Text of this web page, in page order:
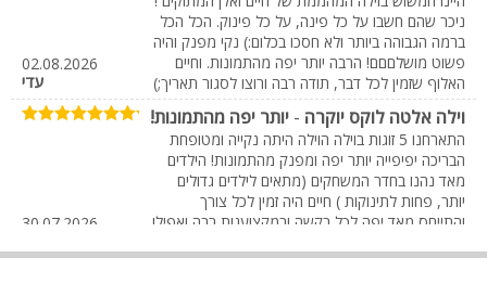
ניכר שהם חשבו על כל פינה, על כל פינוק. הכל הכל
ברמה הגבוהה ביותר ולא חסכו בכלום:) נקי מפנק והיה
פשוט מושלםםם! הרבה יותר יפה מהתמונות. וחיים
האלוף שזמין לכל דבר, תודה רבה ורוצו לסגור תאריך;)
02.08.2026
עדי
וילה אלטה לוקס יוקרה - יותר יפה מהתמונות!
התארחנו 5 זוגות בוילה הוילה היתה נקייה ומטופחת
הבריכה יפיפייה יותר יפה ומפנק מהתמונות! הילדים
מאד נהנו בחדר המשחקים (מתאים לילדים גדולים
יותר, פחות לתינוקות ) חיים היה זמין לכל צורך
והתייחס מאד יפה לכל בקשה ובמקצוענות רבה ואפילו
30.07.2026